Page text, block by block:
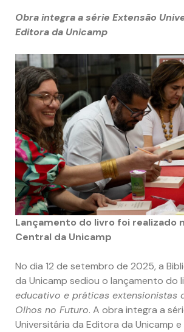
Obra integra a série Extensão
Editora da Unicamp
Lançamento do livro foi realizado
Central da Unicamp
No dia 12 de setembro de 2025, a
da Unicamp sediou o lançamento do
educativo e práticas extensionistas
Olhos no Futuro. A obra integra a
Universitária da Editora da Unicamp